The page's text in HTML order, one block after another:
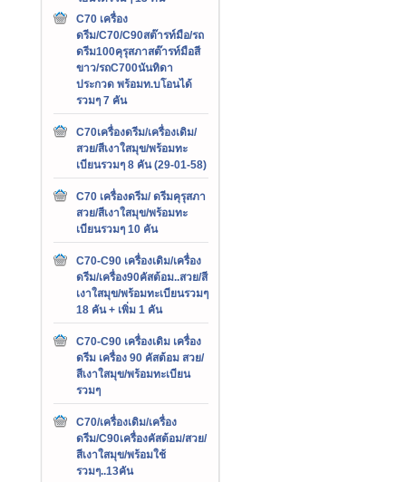
C70 เครื่อง
ดรีม/C70/C90สต๊ารท์มือ/รถ
ดรีม100คุรุสภาสต๊ารท์มือสี
ขาว/รถC700นันทิดา
ประกวด พร้อมท.บโอนได้
รวมๆ 7 คัน
C70เครื่องดรีม/เครื่องเดิม/
สวย/สีเงาใสมุข/พร้อมทะ
เบียนรวมๆ 8 คัน (29-01-58)
C70 เครื่องดรีม/ ดรีมคุรุสภา
สวย/สีเงาใสมุข/พร้อมทะ
เบียนรวมๆ 10 คัน
C70-C90 เครื่องเดิม/เครื่อง
ดรีม/เครื่อง90คัสต้อม..สวย/สี
เงาใสมุข/พร้อมทะเบียนรวมๆ
18 คัน + เพิ่ม 1 คัน
C70-C90 เครื่องเดิม เครื่อง
ดรีม เครื่อง 90 คัสต้อม สวย/
สีเงาใสมุข/พร้อมทะเบียน
รวมๆ
C70/เครื่องเดิม/เครื่อง
ดรีม/C90เครื่องคัสต้อม/สวย/
สีเงาใสมุข/พร้อมใช้
รวมๆ..13คัน